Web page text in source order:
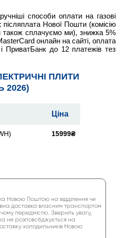
способи оплати на газові
Нової Пошти (комісію
також сплачуємо ми), знижка 5%
онлайн на сайті, оплата
ПриватБанк до 12 платежів тез
ПЛИТИ
2026)
Ціна
15999₴
Новою Поштою на відділення чи
доставка власним транспортом
передмістю. Зверніть увагу,
не розповсбджується на
холодильників Новою